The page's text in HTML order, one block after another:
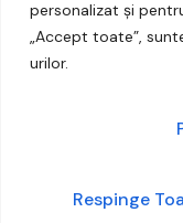
personalizat și
„Accept toate”,
urilor.
Respinge
Urmărește-